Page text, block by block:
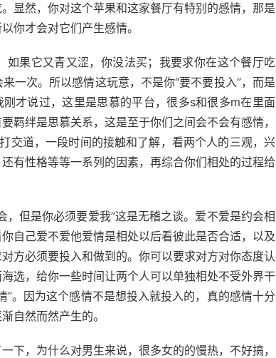
显然，你对这个苹果和这家餐厅有特别的感情，那是
你才会对它们产生感情。
果它又青又涩，你没法买；我要求你在这个餐厅吃
一次。所以感情这玩意，不是你“要不要投入”，而是
才说过，这里是思慕的平台，很多s和很多m在里面
羁绊是思慕关系，这是至于你们之间会不会有感情，
交道，一段时间的接触和了解，看两个人的三观，兴
有性格等等一系列的因素，再综合你们相处的过程给
但是你必须要爱我”这是无稽之谈。爱不爱是约会相
自己爱不爱他爱情是相处以后看彼此是否合适，以及
方必须要投入和做到的。你可以要求对方对你态度认
选，给你一些时间让两个人可以单独相处不受外界干
。因为这个感情不是想投入就投入的，真的感情十分
自然而然产生的。
下，为什么对男生来说，很多女的的慢热，不好搞，